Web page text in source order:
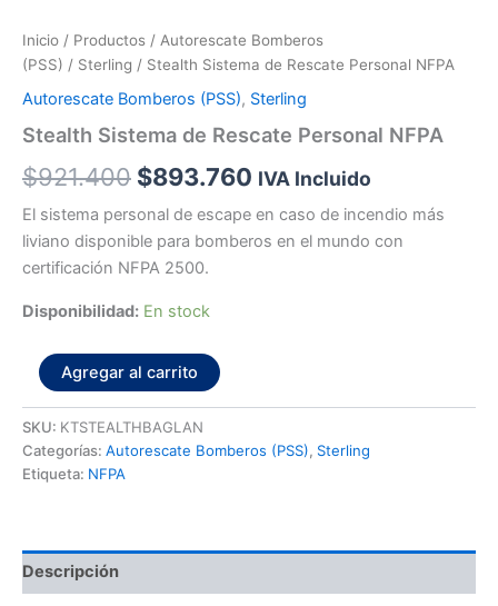
Inicio / Productos / Autorescate Bomberos
(PSS) / Sterling / Stealth Sistema de Rescate Personal NFPA
Autorescate Bomberos (PSS), Sterling
Stealth Sistema de Rescate Personal NFPA
$921.400 $893.760 IVA Incluido
El sistema personal de escape en caso de incendio más
liviano disponible para bomberos en el mundo con
certificación NFPA 2500.
Disponibilidad: En stock
Agregar al carrito
SKU: KTSTEALTHBAGLAN
Categorías: Autorescate Bomberos (PSS), Sterling
Etiqueta: NFPA
Descripción